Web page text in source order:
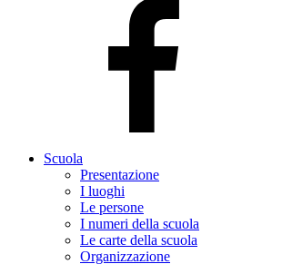
Scuola
Presentazione
I luoghi
Le persone
I numeri della scuola
Le carte della scuola
Organizzazione